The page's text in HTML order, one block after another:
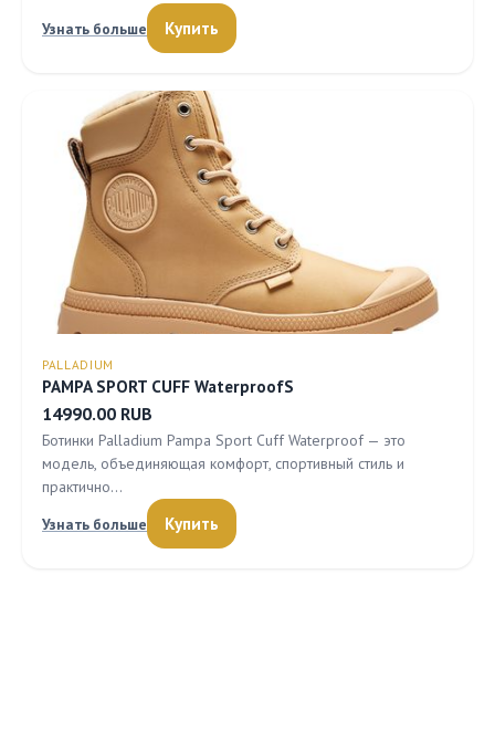
Узнать больше
Купить
PALLADIUM
PAMPA SPORT CUFF WaterproofS
14990.00 RUB
Ботинки Palladium Pampa Sport Cuff Waterproof — это
модель, объединяющая комфорт, спортивный стиль и
практично…
Узнать больше
Купить